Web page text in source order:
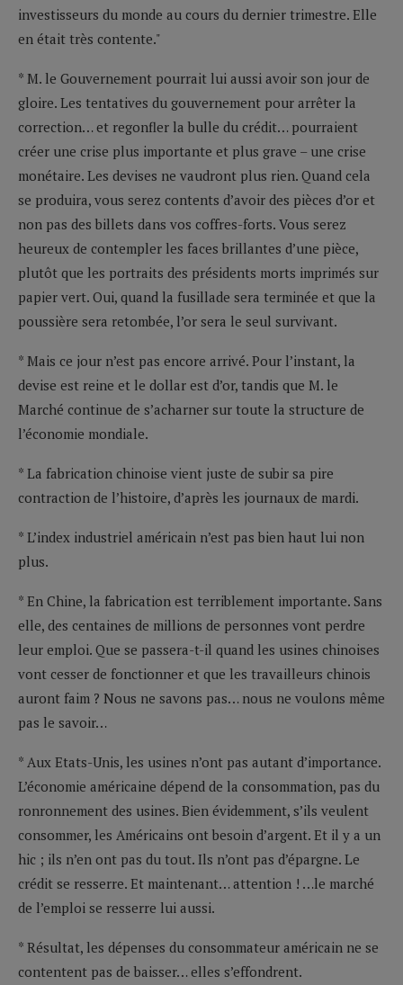
investisseurs du monde au cours du dernier trimestre. Elle
en était très contente."
* M. le Gouvernement pourrait lui aussi avoir son jour de
gloire. Les tentatives du gouvernement pour arrêter la
correction… et regonfler la bulle du crédit… pourraient
créer une crise plus importante et plus grave – une crise
monétaire. Les devises ne vaudront plus rien. Quand cela
se produira, vous serez contents d’avoir des pièces d’or et
non pas des billets dans vos coffres-forts. Vous serez
heureux de contempler les faces brillantes d’une pièce,
plutôt que les portraits des présidents morts imprimés sur
papier vert. Oui, quand la fusillade sera terminée et que la
poussière sera retombée, l’or sera le seul survivant.
* Mais ce jour n’est pas encore arrivé. Pour l’instant, la
devise est reine et le dollar est d’or, tandis que M. le
Marché continue de s’acharner sur toute la structure de
l’économie mondiale.
* La fabrication chinoise vient juste de subir sa pire
contraction de l’histoire, d’après les journaux de mardi.
* L’index industriel américain n’est pas bien haut lui non
plus.
* En Chine, la fabrication est terriblement importante. Sans
elle, des centaines de millions de personnes vont perdre
leur emploi. Que se passera-t-il quand les usines chinoises
vont cesser de fonctionner et que les travailleurs chinois
auront faim ? Nous ne savons pas… nous ne voulons même
pas le savoir…
* Aux Etats-Unis, les usines n’ont pas autant d’importance.
L’économie américaine dépend de la consommation, pas du
ronronnement des usines. Bien évidemment, s’ils veulent
consommer, les Américains ont besoin d’argent. Et il y a un
hic ; ils n’en ont pas du tout. Ils n’ont pas d’épargne. Le
crédit se resserre. Et maintenant… attention ! …le marché
de l’emploi se resserre lui aussi.
* Résultat, les dépenses du consommateur américain ne se
contentent pas de baisser… elles s’effondrent.